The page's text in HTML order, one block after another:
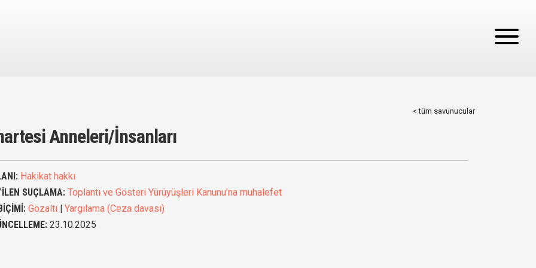
< tüm savunucular
Anneleri/İnsanları
Hakikat hakkı
SUÇLAMA: Toplantı ve Gösteri Yürüyüşleri Kanunu'na muhalefet
Gözaltı | Yargılama (Ceza davası)
23.10.2025